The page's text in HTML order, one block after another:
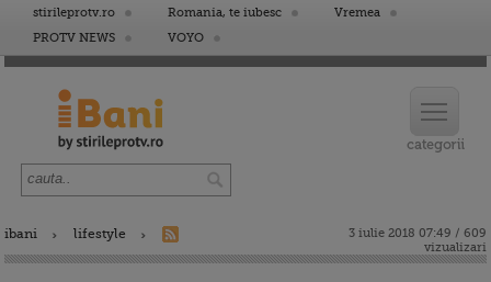
stirileprotv.ro Romania, te iubesc
Vremea
PROTV NEWS
VOYO
ibani lifestyle
3 iulie 2018 07:49 / 609
vizualizari